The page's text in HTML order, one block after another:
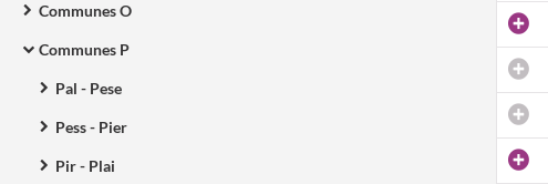
Communes O
Communes P
Pal - Pese
Pess - Pier
Pir - Plai